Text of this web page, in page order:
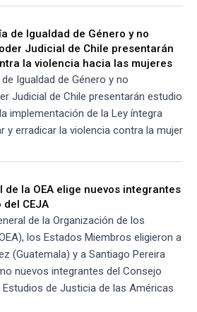
de Igualdad de Género y no
Judicial de Chile presentarán
la violencia hacia las mujeres
Igualdad de Género y no
Judicial de Chile presentarán estudio
implementación de la Ley íntegra
y erradicar la violencia contra la mujer
de la OEA elige nuevos integrantes
CEJA
de la Organización de los
los Estados Miembros eligieron a
(Guatemala) y a Santiago Pereira
nuevos integrantes del Consejo
de Justicia de las Américas